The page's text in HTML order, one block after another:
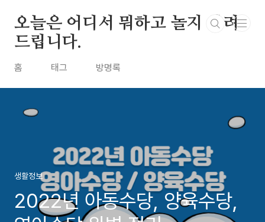
오늘은 어디서 뭐하고 놀지 알려
드립니다.
홈 태그 방명록
생활정보
2022년 아동수당, 양육수당,